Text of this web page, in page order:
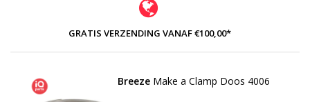
GRATIS VERZENDING VANAF €100,00*
Breeze Make a Clamp Doos 4006